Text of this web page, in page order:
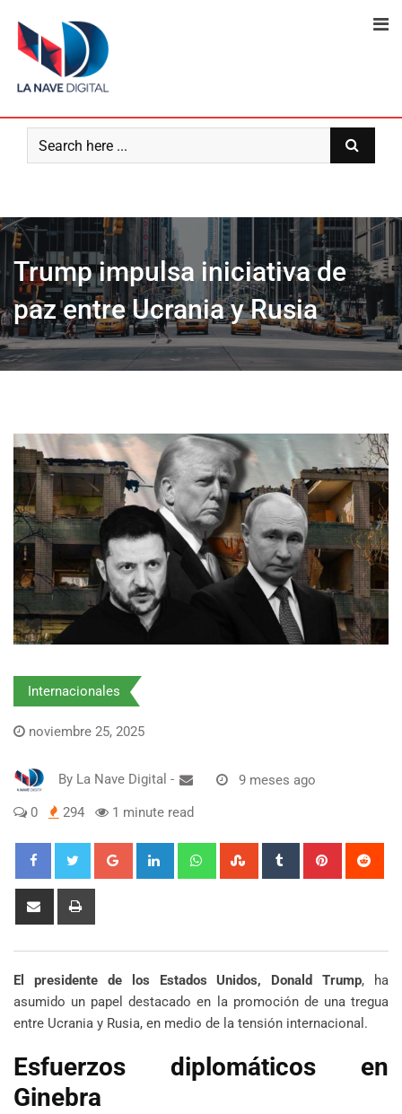
content
Trump impulsa iniciativa de
paz entre Ucrania y Rusia
Internacionales
noviembre 25, 2025
By La Nave Digital - 9 meses ago
0 294 1 minute read
Google+ LinkedIn WhatsappStumbleUpon
Tumblr Pinterest
Share
El presidente de los Estados Unidos, Donald Trump, ha
asumido un papel destacado en la promoción de una tregua
entre Ucrania y Rusia, en medio de la tensión internacional.
Esfuerzos diplomáticos en
Ginebra